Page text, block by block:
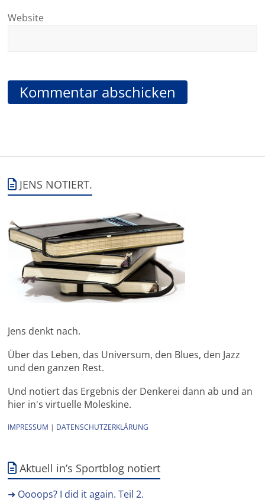
Website
JENS NOTIERT.
Jens denkt nach.
Über das Leben, das Universum, den Blues, den Jazz
und den ganzen Rest.
Und notiert das Ergebnis der Denkerei dann ab und an
hier in's virtuelle Moleskine.
IMPRESSUM | DATENSCHUTZERKLÄRUNG
Aktuell in’s Sportblog notiert
➜ Oooops? I did it again. Teil 2.